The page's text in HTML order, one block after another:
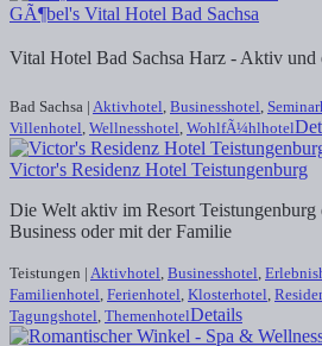
GÃ¶bel's Vital Hotel Bad Sachsa
Vital Hotel Bad Sachsa Harz - Aktiv und
Bad Sachsa | Aktivhotel Businesshotel
Villenhotel Wellnesshotel WohlfÃ¼hlhotel
Victor's Residenz Hotel Teistungenburg
Die Welt aktiv im Resort Teistungenburg
Business oder mit der Familie
Teistungen | Aktivhotel Businesshotel
Familienhotel Ferienhotel Klosterhotel
Tagungshotel ThemenhotelDetails